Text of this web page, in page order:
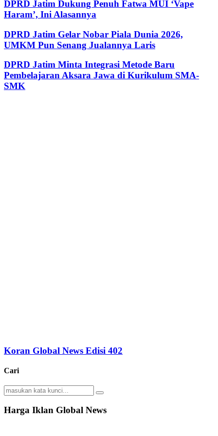
DPRD Jatim Dukung Penuh Fatwa MUI ‘Vape
Haram’, Ini Alasannya
DPRD Jatim Gelar Nobar Piala Dunia 2026,
UMKM Pun Senang Jualannya Laris
DPRD Jatim Minta Integrasi Metode Baru
Pembelajaran Aksara Jawa di Kurikulum SMA-
SMK
Koran Global News Edisi 402
Cari
Search
for:
Search
Harga Iklan Global News